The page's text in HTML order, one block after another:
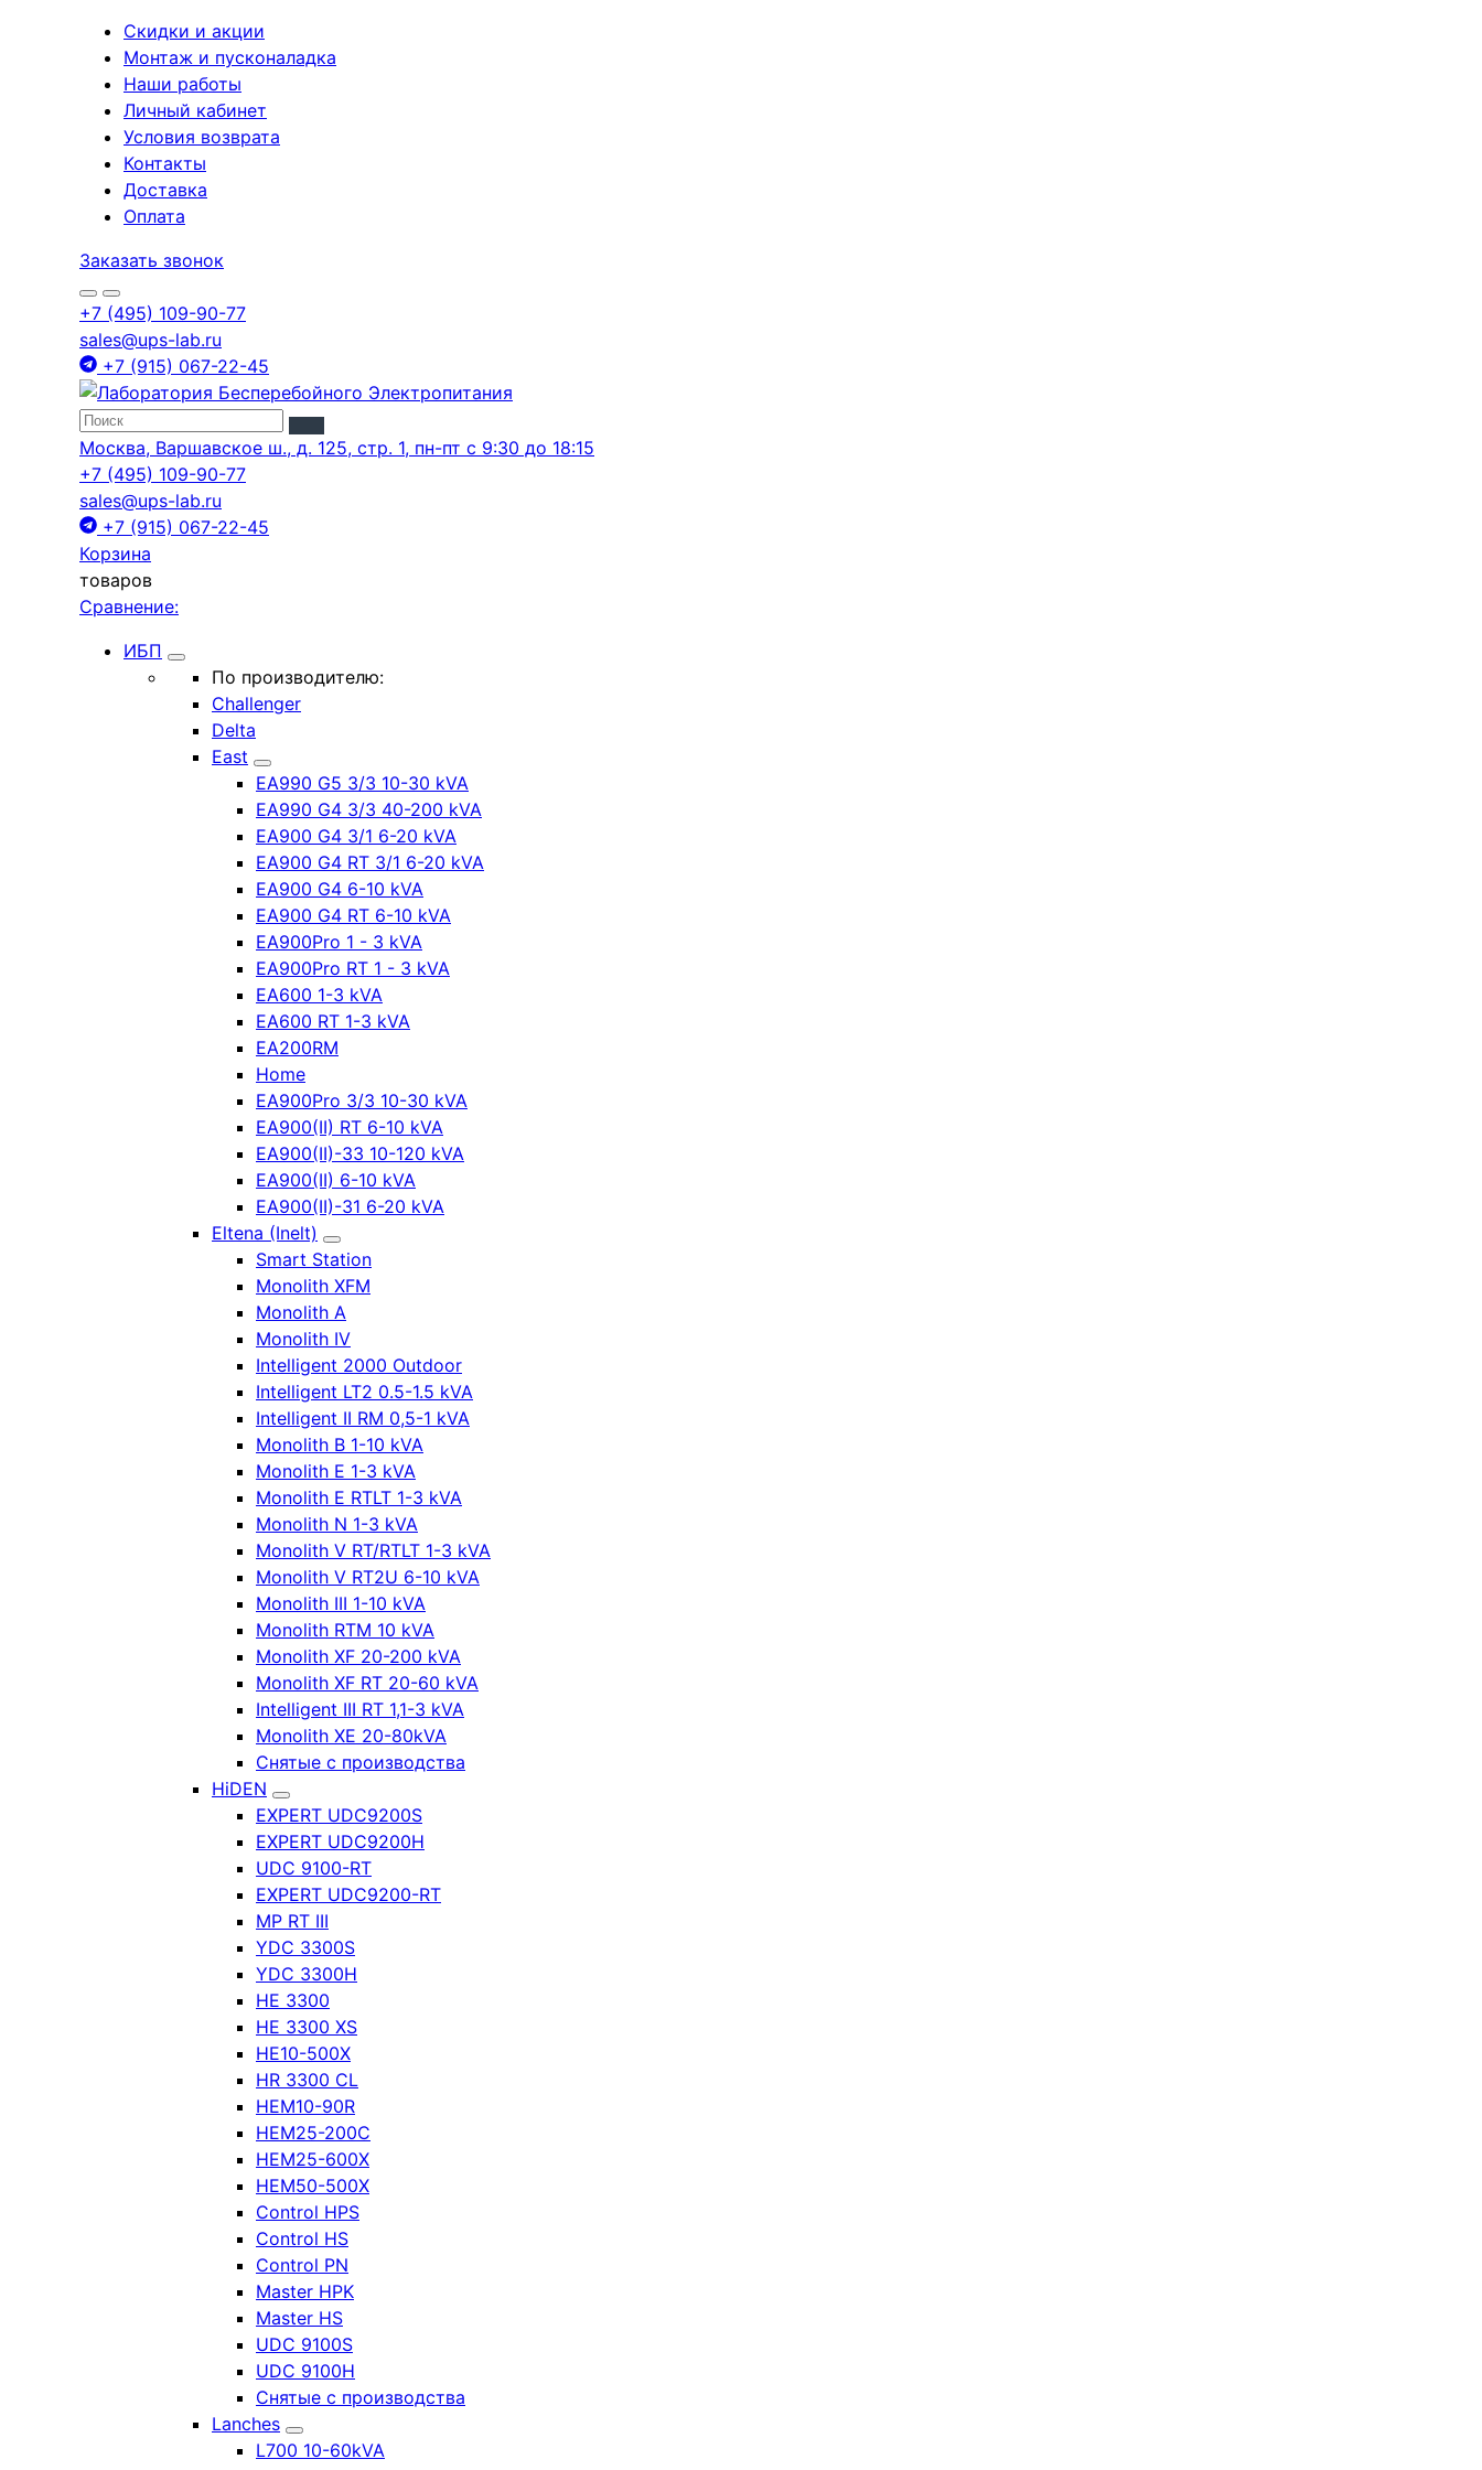
Скидки и акции
Монтаж и пусконаладка
Наши работы
Личный кабинет
Условия возврата
Контакты
Доставка
Оплата
Заказать звонок
+7 (495) 109-90-77
sales@ups-lab.ru
+7 (915) 067-22-45
Москва, Варшавское ш., д. 125, стр. 1, пн-пт с 9:30 до 18:15
+7 (495) 109-90-77
sales@ups-lab.ru
+7 (915) 067-22-45
Корзина
товаров
Сравнение:
ИБП
По производителю:
Challenger
Delta
East
EA990 G5 3/3 10-30 kVA
EA990 G4 3/3 40-200 kVA
EA900 G4 3/1 6-20 kVA
EA900 G4 RT 3/1 6-20 kVA
EA900 G4 6-10 kVA
EA900 G4 RT 6-10 kVA
EA900Pro 1 - 3 kVA
EA900Pro RT 1 - 3 kVA
EA600 1-3 kVA
EA600 RT 1-3 kVA
EA200RM
Home
EA900Pro 3/3 10-30 kVA
EA900(II) RT 6-10 kVA
EA900(II)-33 10-120 kVA
EA900(II) 6-10 kVA
EA900(II)-31 6-20 kVA
Eltena (Inelt)
Smart Station
Monolith XFM
Monolith A
Monolith IV
Intelligent 2000 Outdoor
Intelligent LT2 0.5-1.5 kVA
Intelligent II RM 0,5-1 kVA
Monolith B 1-10 kVA
Monolith E 1-3 kVA
Monolith E RTLT 1-3 kVA
Monolith N 1-3 kVA
Monolith V RT/RTLT 1-3 kVA
Monolith V RT2U 6-10 kVA
Monolith III 1-10 kVA
Monolith RTM 10 kVA
Monolith XF 20-200 kVA
Monolith XF RT 20-60 kVA
Intelligent III RT 1,1-3 kVA
Monolith XE 20-80kVA
Снятые с производства
HiDEN
EXPERT UDC9200S
EXPERT UDC9200H
UDC 9100-RT
EXPERT UDC9200-RT
MP RT III
YDC 3300S
YDC 3300H
HE 3300
HE 3300 XS
HE10-500X
HR 3300 CL
HEM10-90R
HEM25-200C
HEM25-600X
HEM50-500X
Control HPS
Control HS
Control PN
Master HPK
Master HS
UDC 9100S
UDC 9100H
Снятые с производства
Lanches
L700 10-60kVA